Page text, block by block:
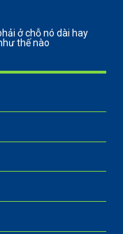
ở chỗ nó dài hay
thế nào